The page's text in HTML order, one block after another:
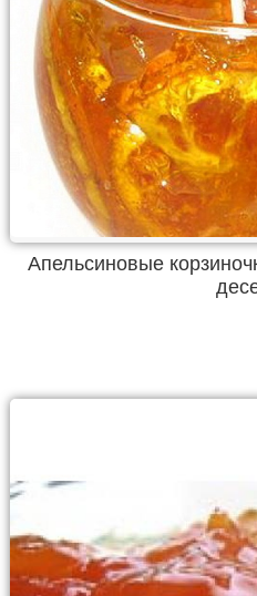
Апельсиновые